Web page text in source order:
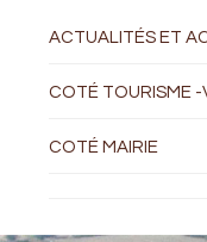
ACTUALITÉS ET
COTÉ TOURISME
COTÉ MAIRIE